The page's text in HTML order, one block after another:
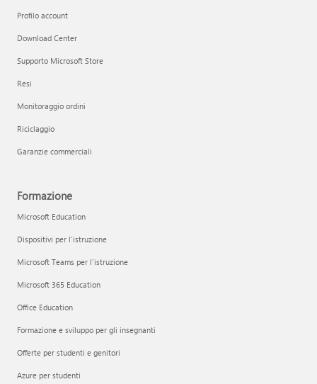
Profilo account
Download Center
Supporto Microsoft Store
Resi
Monitoraggio ordini
Riciclaggio
Garanzie commerciali
Formazione
Microsoft Education
Dispositivi per l'istruzione
Microsoft Teams per l'istruzione
Microsoft 365 Education
Office Education
Formazione e sviluppo per gli insegnanti
Offerte per studenti e genitori
Azure per studenti